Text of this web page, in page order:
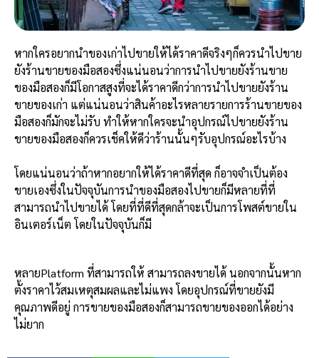
หากใครอยากนำของเก่าไปขายให้ได้ราคาดีจริงๆก็ควรนำไปขาย
ยังร้านขายของมือสองซึ่งแน่นอนว่าการนำไปขายยังร้านขาย
ของมือสองก็มีโอกาสสูงที่จะได้ราคาดีกว่าการนำไปขายยังร้าน
ขายของเก่า แต่แน่นอนว่าสินค้าอะไรหลายรายการร้านขายของ
มือสองก็มักจะไม่รับ ทำให้หากใครจะนำอุปกรณ์ไปขายยังร้าน
ขายของมือสองก็ควรเช็คให้ดีว่าร้านนั้นๆรับอุปกรณ์อะไรบ้าง
โดยแน่นอนว่าถ้าหากอยากให้ได้ราคาดีที่สุด ก็อาจจำเป็นต้อง
ขายเองซึ่งในปัจจุบันการนำของมือสองไปขายก็มีหลายที่ที่
สามารถนำไปขายได้ โดยที่ที่ดีที่สุดกล้าจะเป็นการโพสต์ขายใน
อินเตอร์เน็ต โดยในปัจจุบันก็มี
หลายPlatform ที่สามารถให้ สามารถลงขายได้ นอกจากนั้นหาก
ตั้งราคาไว้สมเหตุสมผลและไม่แพง โดยอุปกรณ์ที่ขายยังมี
คุณภาพดีอยู่ การขายของมือสองก็สามารถขายของออกได้อย่าง
ไม่ยาก